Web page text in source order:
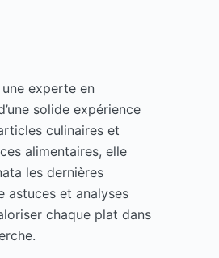
experte en
solide expérience
culinaires et
alimentaires, elle
les dernières
astuces et analyses
chaque plat dans